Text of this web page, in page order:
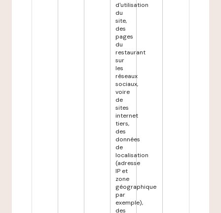
d'utilisation
du
site,
des
pages
du
restaurant
sur
les
réseaux
sociaux,
voire
de
sites
internet
tiers,
des
données
de
localisation
(adresse
IP et
zone
géographique
par
exemple),
des